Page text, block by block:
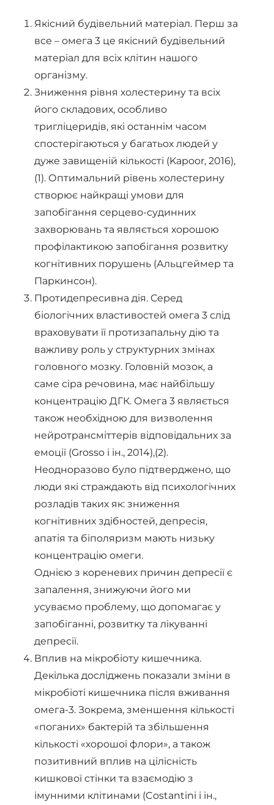
Якісний будівельний матеріал. Перш за
все – омега 3 це якісний будівельний
матеріал для всіх клітин нашого
організму.
Зниження рівня холестерину та всіх
його складових, особливо
тригліцеридів, які останнім часом
спостерігаються у багатьох людей у
дуже завищеній кількості (Kapoor, 2016),
(1). Оптимальний рівень холестерину
створює найкращі умови для
запобігання серцево-судинних
захворювань та являється хорошою
профілактикою запобігання розвитку
когнітивних порушень (Альцгеймер та
Паркинсон).
Протидепресивна дія. Серед
біологічних властивостей омега 3 слід
враховувати її протизапальну дію та
важливу роль у структурних змінах
головного мозку. Головній мозок, а
саме сіра речовина, має найбільшу
концентрацію ДГК. Омега 3 являється
також необхідною для визволення
нейротрансміттерів відповідальних за
емоції (Grosso і ін., 2014),(2).
Неодноразово було підтверджено, що
люди які страждають від психологічних
розладів таких як: зниження
когнітивних здібностей, депресія,
апатія та біполяризм мають низьку
концентрацію омеги.
Однією з кореневих причин депресії є
запалення, знижуючи його ми
усуваємо проблему, що допомагає у
запобіганні, розвитку та лікуванні
депресії.
Вплив на мікробіоту кишечника.
Декілька досліджень показали зміни в
мікробіоті кишечника після вживання
омега-3. Зокрема, зменшення кількості
«поганих» бактерій та збільшення
кількості «хорошої флори», а також
позитивний вплив на цілісність
кишкової стінки та взаємодію з
імунними клітинами (Costantini і ін.,